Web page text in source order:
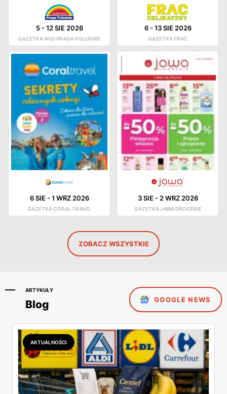
5-12 SIE 2026
GAZETKA WSS PRAGA POŁUDNIE
6-13 SIE 2026
GAZETKA FRAC
6 SIE -1 WRZ 2026
GAZETKA CORAL TRAVEL
3 SIE - 2 WRZ 2026
GAZETKA JAWA DROGERIE
ZOBACZ WSZYSTKIE
ARTYKUŁY
Blog GOOGLE NEWS
AKTUALNOŚCI